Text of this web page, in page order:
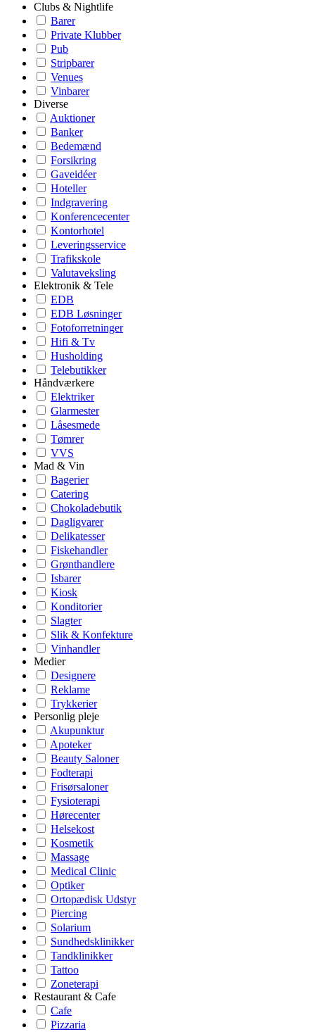
Clubs & Nightlife
Barer
Private Klubber
Pub
Stripbarer
Venues
Vinbarer
Diverse
Auktioner
Banker
Bedemænd
Forsikring
Gaveidéer
Hoteller
Indgravering
Konferencecenter
Kontorhotel
Leveringsservice
Trafikskole
Valutaveksling
Elektronik & Tele
EDB
EDB Løsninger
Fotoforretninger
Hifi & Tv
Husholding
Telebutikker
Håndværkere
Elektriker
Glarmester
Låsesmede
Tømrer
VVS
Mad & Vin
Bagerier
Catering
Chokoladebutik
Dagligvarer
Delikatesser
Fiskehandler
Grønthandlere
Isbarer
Kiosk
Konditorier
Slagter
Slik & Konfekture
Vinhandler
Medier
Designere
Reklame
Trykkerier
Personlig pleje
Akupunktur
Apoteker
Beauty Saloner
Fodterapi
Frisørsaloner
Fysioterapi
Hørecenter
Helsekost
Kosmetik
Massage
Medical Clinic
Optiker
Ortopædisk Udstyr
Piercing
Solarium
Sundhedsklinikker
Tandklinikker
Tattoo
Zoneterapi
Restaurant & Cafe
Cafe
Pizzaria